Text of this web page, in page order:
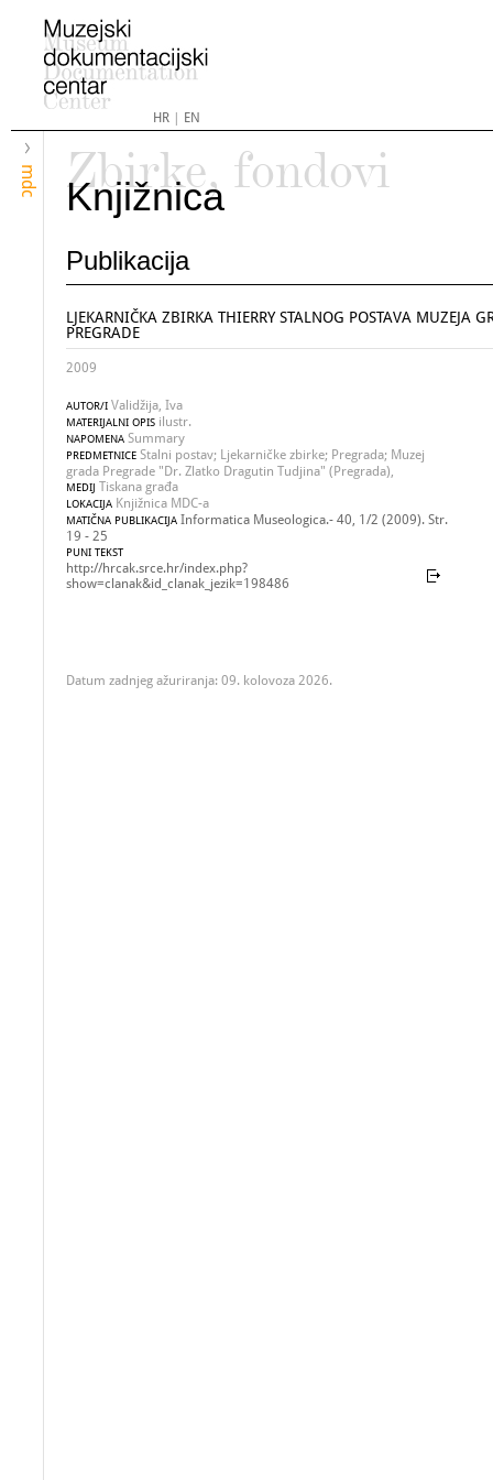
HR| EN
mdc
Zbirke, fondovi
Knjižnica
Publikacija
LJEKARNIČKA ZBIRKA THIERRY STALNOG POSTAVA MUZEJA
PREGRADE
2009
AUTOR/I Validžija, Iva
MATERIJALNI OPIS ilustr.
NAPOMENA Summary
PREDMETNICE Stalni postav; Ljekarničke zbirke; Pregrada; Muzej
grada Pregrade "Dr. Zlatko Dragutin Tudjina" (Pregrada),
MEDIJ Tiskana građa
LOKACIJA Knjižnica MDC-a
MATIČNA PUBLIKACIJA Informatica Museologica.- 40, 1/2 (2009). Str.
19 - 25
PUNI TEKST
http://hrcak.srce.hr/index.php?
show=clanak&id_clanak_jezik=198486
Datum zadnjeg ažuriranja: 09. kolovoza 2026.